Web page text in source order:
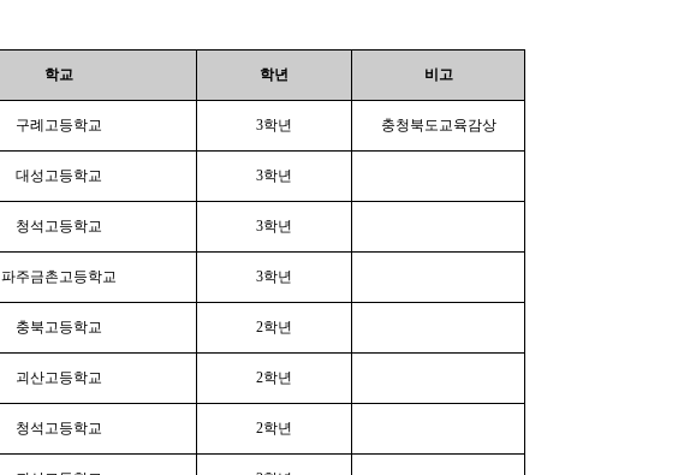
학교 학년 비고
구례고등학교 3학년 충청북도교육감상
대성고등학교 3학년
청석고등학교 3학년
파주금촌고등학교 3학년
충북고등학교 2학년
괴산고등학교 2학년
청석고등학교 2학년